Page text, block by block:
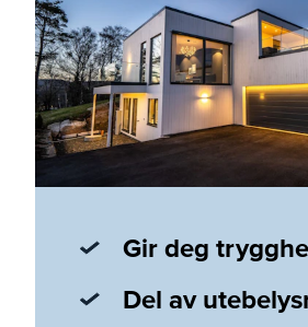
Gir deg
Del av